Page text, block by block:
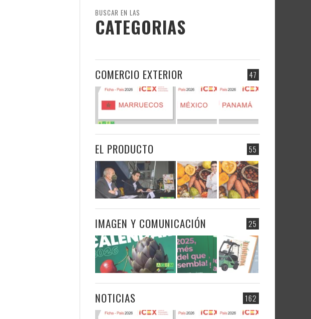
BUSCAR EN LAS
CATEGORIAS
47
COMERCIO EXTERIOR
55
EL PRODUCTO
25
IMAGEN Y COMUNICACIÓN
162
NOTICIAS